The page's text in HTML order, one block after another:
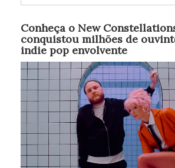
Conheça o New
conquistou milhões de
indie pop envolvente